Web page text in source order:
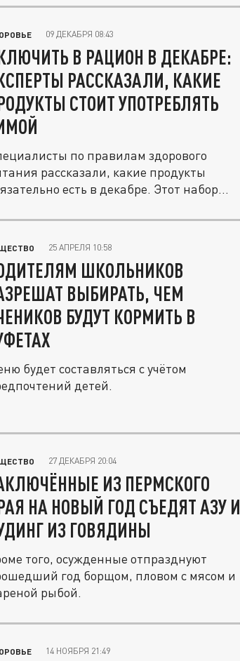
09 ДЕКАБРЯ 08:43
В РАЦИОН В ДЕКАБРЕ:
РАССКАЗАЛИ, КАКИЕ
СТОИТ УПОТРЕБЛЯТЬ
по правилам здорового
рассказали, какие продукты
есть в декабре. Этот набор...
25 АПРЕЛЯ 10:58
ШКОЛЬНИКОВ
ВЫБИРАТЬ, ЧЕМ
БУДУТ КОРМИТЬ В
будет составляться с учётом
детей.
27 ДЕКАБРЯ 20:04
ИЗ ПЕРМСКОГО
НА НОВЫЙ ГОД СЪЕДЯТ АЗУ И
ИЗ ГОВЯДИНЫ
того, осужденные отпразднуют
год борщом, пловом с мясом и
рыбой.
14 НОЯБРЯ 21:49